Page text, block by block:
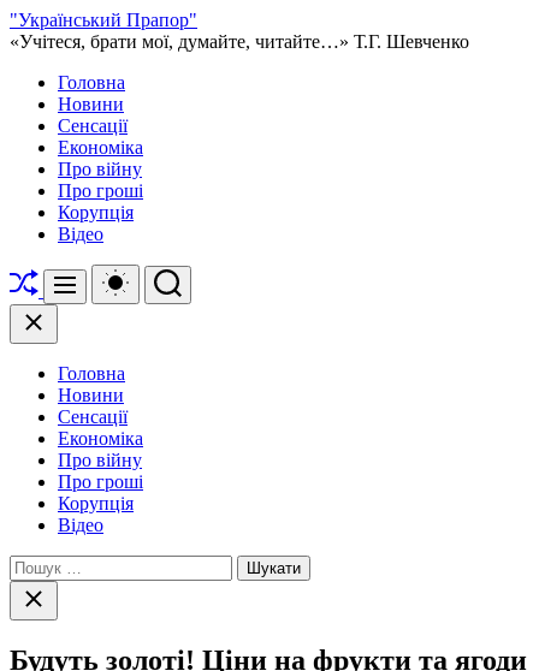
Перейти
до
"Український Прапор"
«Учітеся, брати мої, думайте, читайте…» Т.Г. Шевченко
Головна
Новини
Сенсації
Економіка
Про війну
Про гроші
Корупція
Відео
Перетасувати
Меню
Перемикач
кольорового
Пошук
Закрити
Головна
Новини
Сенсації
Економіка
Про війну
Про гроші
Корупція
Відео
Пошук:
Закрити
пошук
Будуть золоті! Ціни на фрукти та ягоди